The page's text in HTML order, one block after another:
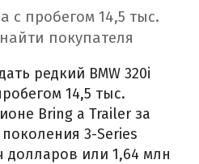
с пробегом 14,5 тыс.
покупателя
редкий BMW 320i
14,5 тыс.
Bring a Trailer за
3-Series
долларов или 1,64 млн